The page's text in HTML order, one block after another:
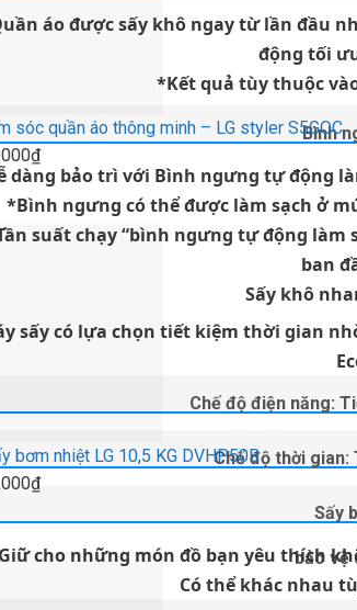
áo được sấy khô ngay từ lần đầu
động tối
*Kết quả tùy thuộc
Bình
dàng bảo trì với Bình ngưng tự động
*Bình ngưng có thể được làm sạch ở
suất chạy “bình ngưng tự động làm
ban
Sấy khô
sấy có lựa chọn tiết kiệm thời gian
Chế độ điện năng:
Chế độ thời gian:
Sấy
bảo vệ
Giữ cho những món đồ bạn yêu thích
Có thể khác nhau
sóc quần áo thông minh – LG styler S5GOC
bơm nhiệt LG 10,5 KG DVHP50B